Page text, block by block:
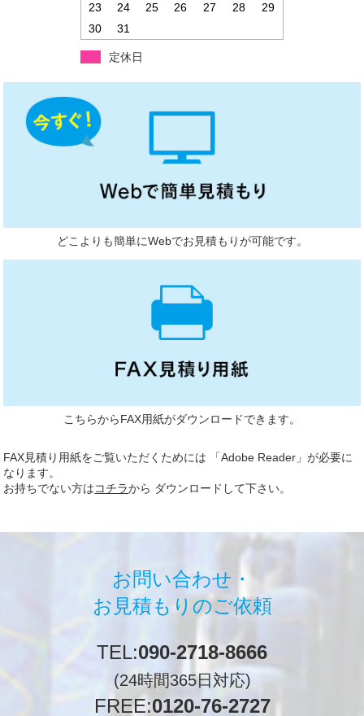
23
24 25 26 27 28
29
30
31
定休日
どこよりも簡単にWebでお見積もりが可能です。
こちらからFAX用紙がダウンロードできます。
FAX見積り用紙をご覧いただくためには 「Adobe Reader」が必要に
なります。
お持ちでない方はコチラから ダウンロードして下さい。
お問い合わせ・
お見積もりのご依頼
TEL:090-2718-8666
(24時間365日対応)
FREE:0120-76-2727